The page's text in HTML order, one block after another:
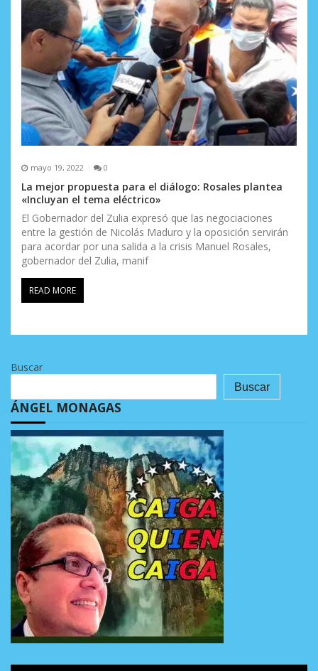
mayo 19, 2022 0
La mejor propuesta para el diálogo: Rosales plantea
«Incluyan el tema eléctrico»
El Gobernador del Zulia expresó que las negociaciones
entre la gestión de Nicolás Maduro y la oposición servirán
para acordar por una salida a la crisis Manuel Rosales,
gobernador del Zulia, manif
READ MORE
Buscar
Buscar
ÁNGEL MONAGAS